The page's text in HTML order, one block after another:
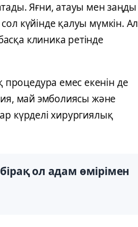
Яғни, атауы мен заңды
күйінде қалуы мүмкін. Ал
клиника ретінде
емес екенін де
май эмболиясы және
күрделі хирургиялық
ол адам өмірімен